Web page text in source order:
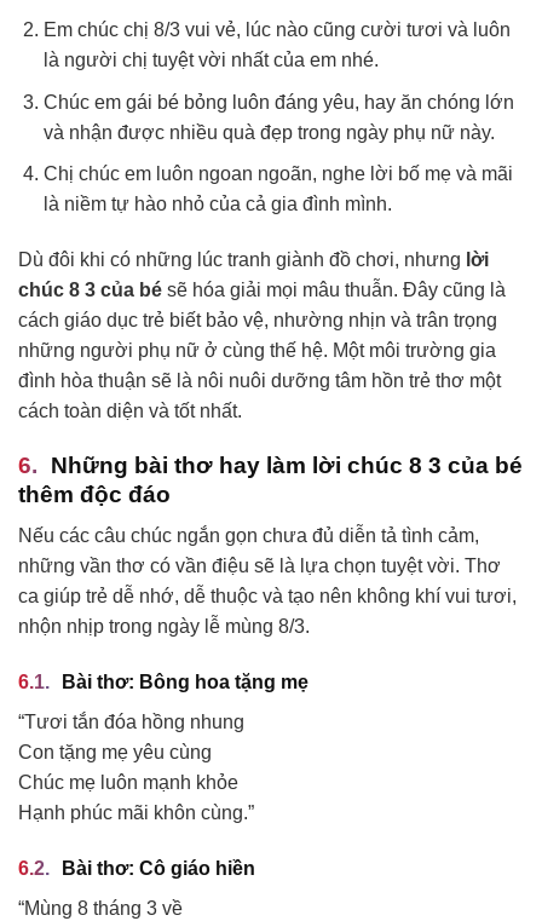
Em chúc chị 8/3 vui vẻ, lúc nào cũng cười tươi và luôn
là người chị tuyệt vời nhất của em nhé.
Chúc em gái bé bỏng luôn đáng yêu, hay ăn chóng lớn
và nhận được nhiều quà đẹp trong ngày phụ nữ này.
Chị chúc em luôn ngoan ngoãn, nghe lời bố mẹ và mãi
là niềm tự hào nhỏ của cả gia đình mình.
Dù đôi khi có những lúc tranh giành đồ chơi, nhưng lời
chúc 8 3 của bé sẽ hóa giải mọi mâu thuẫn. Đây cũng là
cách giáo dục trẻ biết bảo vệ, nhường nhịn và trân trọng
những người phụ nữ ở cùng thế hệ. Một môi trường gia
đình hòa thuận sẽ là nôi nuôi dưỡng tâm hồn trẻ thơ một
cách toàn diện và tốt nhất.
Những bài thơ hay làm lời chúc 8 3 của bé
thêm độc đáo
Nếu các câu chúc ngắn gọn chưa đủ diễn tả tình cảm,
những vần thơ có vần điệu sẽ là lựa chọn tuyệt vời. Thơ
ca giúp trẻ dễ nhớ, dễ thuộc và tạo nên không khí vui tươi,
nhộn nhịp trong ngày lễ mùng 8/3.
Bài thơ: Bông hoa tặng mẹ
“Tươi tắn đóa hồng nhung
Con tặng mẹ yêu cùng
Chúc mẹ luôn mạnh khỏe
Hạnh phúc mãi khôn cùng.”
Bài thơ: Cô giáo hiền
“Mùng 8 tháng 3 về